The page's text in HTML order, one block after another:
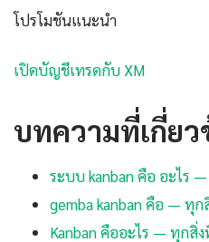
โปรโมชันแนะนำ
เปิดบัญชีเทรดกับ XM
บทความที่เกี่ยว
ระบบ kanban คือ อะไร
gemba kanban คือ — ทุก
Kanban คืออะไร — ทุกสิ่